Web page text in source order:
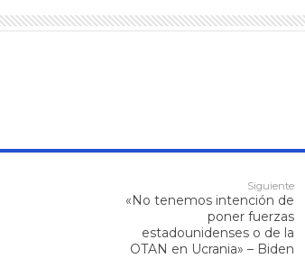
Siguiente
«No tenemos intención de
poner fuerzas
estadounidenses o de la
OTAN en Ucrania» – Biden